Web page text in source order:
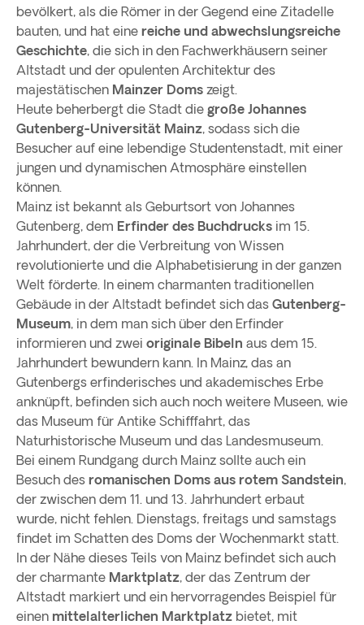
bevölkert, als die Römer in der Gegend eine Zitadelle
bauten, und hat eine reiche und abwechslungsreiche
Geschichte, die sich in den Fachwerkhäusern seiner
Altstadt und der opulenten Architektur des
majestätischen Mainzer Doms zeigt.
Heute beherbergt die Stadt die große Johannes
Gutenberg-Universität Mainz, sodass sich die
Besucher auf eine lebendige Studentenstadt, mit einer
jungen und dynamischen Atmosphäre einstellen
können.
Mainz ist bekannt als Geburtsort von Johannes
Gutenberg, dem Erfinder des Buchdrucks im 15.
Jahrhundert, der die Verbreitung von Wissen
revolutionierte und die Alphabetisierung in der ganzen
Welt förderte. In einem charmanten traditionellen
Gebäude in der Altstadt befindet sich das Gutenberg-
Museum, in dem man sich über den Erfinder
informieren und zwei originale Bibeln aus dem 15.
Jahrhundert bewundern kann. In Mainz, das an
Gutenbergs erfinderisches und akademisches Erbe
anknüpft, befinden sich auch noch weitere Museen, wie
das Museum für Antike Schifffahrt, das
Naturhistorische Museum und das Landesmuseum.
Bei einem Rundgang durch Mainz sollte auch ein
Besuch des romanischen Doms aus rotem Sandstein,
der zwischen dem 11. und 13. Jahrhundert erbaut
wurde, nicht fehlen. Dienstags, freitags und samstags
findet im Schatten des Doms der Wochenmarkt statt.
In der Nähe dieses Teils von Mainz befindet sich auch
der charmante Marktplatz, der das Zentrum der
Altstadt markiert und ein hervorragendes Beispiel für
einen mittelalterlichen Marktplatz bietet, mit